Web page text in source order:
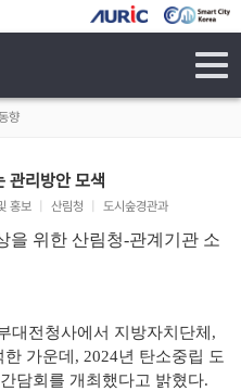
향
관리방안 모색
홍보 산림청 도시숲경관과
을 위한 산림청-관계기관 소
대전청사에서 지방자치단체,
가운데, 2024년 탄소중립 도
담회를 개최했다고 밝혔다.